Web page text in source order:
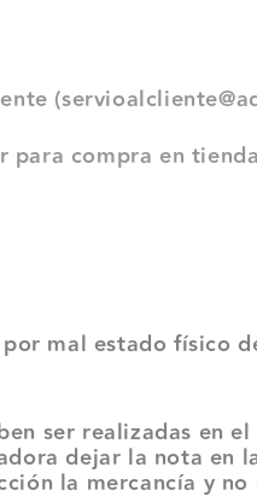
para compra en
mal estado físico
ser realizadas en el
dejar la nota en
la mercancía y no